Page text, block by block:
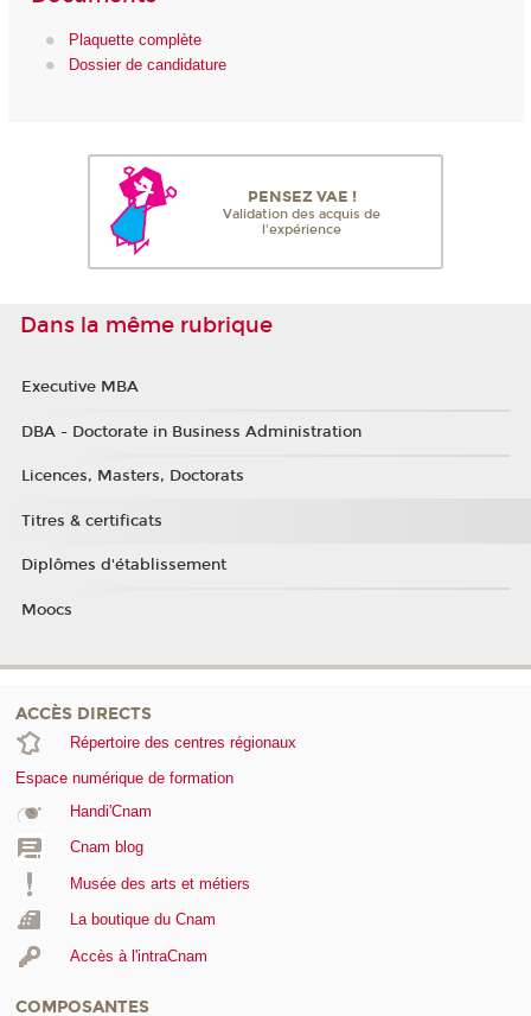
Plaquette complète
Dossier de candidature
PENSEZ VAE !
Validation des acquis de
l'expérience
Dans la même rubrique
Executive MBA
DBA - Doctorate in Business Administration
Licences, Masters, Doctorats
Titres & certificats
Diplômes d'établissement
Moocs
ACCÈS DIRECTS
Répertoire des centres régionaux
Espace numérique de formation
Handi'Cnam
Cnam blog
Musée des arts et métiers
La boutique du Cnam
Accès à l'intraCnam
COMPOSANTES